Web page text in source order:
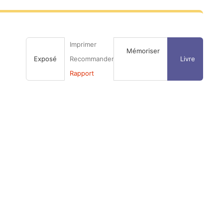
Exposé
Imprimer
Recommander
Rapport
Mémoriser
Livre